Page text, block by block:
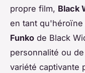
propre film, Black
en tant qu'héroïne
Funko de Black
personnalité ou
variété captivante